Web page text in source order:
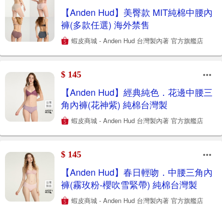
【Anden Hud】美臀款 MIT純棉中腰內
褲(多款任選) 海外禁售
蝦皮商城 - Anden Hud 台灣製內著 官方旗艦店
$ 145
【Anden Hud】經典純色．花邊中腰三
角內褲(花神紫) 純棉台灣製
蝦皮商城 - Anden Hud 台灣製內著 官方旗艦店
$ 145
【Anden Hud】春日輕吻．中腰三角內
褲(霧玫粉-櫻吹雪緊帶) 純棉台灣製
蝦皮商城 - Anden Hud 台灣製內著 官方旗艦店